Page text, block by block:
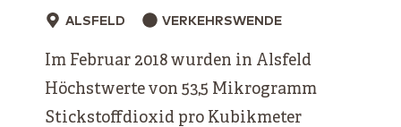
ALSFELD VERKEHRSWENDE
Im Februar 2018 wurden in Alsfeld
Höchstwerte von 53,5 Mikrogramm
Stickstoffdioxid pro Kubikmeter